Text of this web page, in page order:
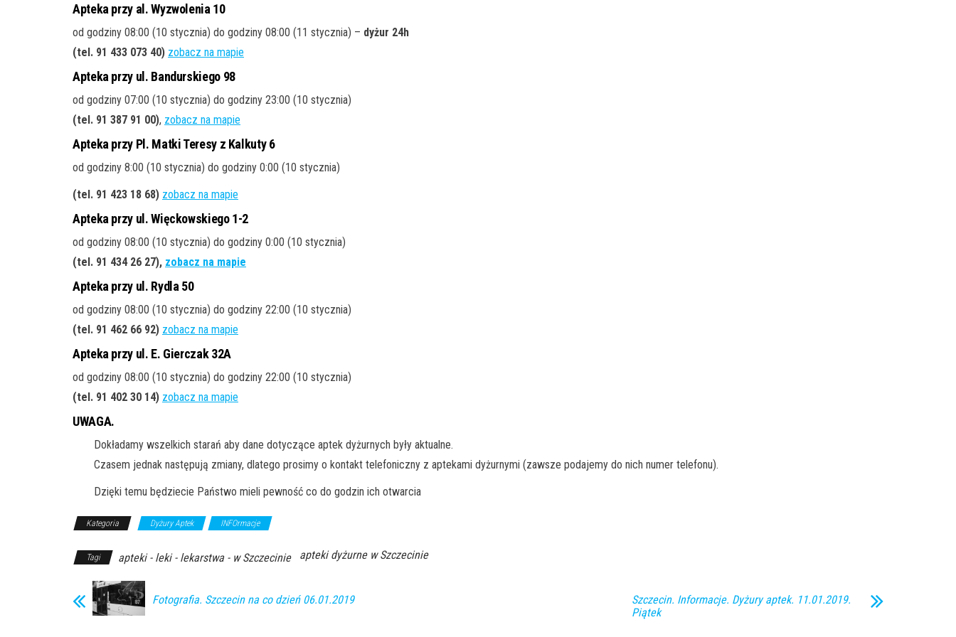
Apteka przy al. Wyzwolenia 10
od godziny 08:00 (10 stycznia) do godziny 08:00 (11 stycznia) – dyżur 24h
(tel. 91 433 073 40) zobacz na mapie
Apteka przy ul. Bandurskiego 98
od godziny 07:00 (10 stycznia) do godziny 23:00 (10 stycznia)
(tel. 91 387 91 00), zobacz na mapie
Apteka przy Pl. Matki Teresy z Kalkuty 6
od godziny 8:00 (10 stycznia) do godziny 0:00 (10 stycznia)
(tel. 91 423 18 68) zobacz na mapie
Apteka przy ul. Więckowskiego 1-2
od godziny 08:00 (10 stycznia) do godziny 0:00 (10 stycznia)
(tel. 91 434 26 27), zobacz na mapie
Apteka przy ul. Rydla 50
od godziny 08:00 (10 stycznia) do godziny 22:00 (10 stycznia)
(tel. 91 462 66 92) zobacz na mapie
Apteka przy ul. E. Gierczak 32A
od godziny 08:00 (10 stycznia) do godziny 22:00 (10 stycznia)
(tel. 91 402 30 14) zobacz na mapie
UWAGA.
Dokładamy wszelkich starań aby dane dotyczące aptek dyżurnych były aktualne.
Czasem jednak następują zmiany, dlatego prosimy o kontakt telefoniczny z aptekami dyżurnymi (zawsze podajemy do nich numer telefonu).
Dzięki temu będziecie Państwo mieli pewność co do godzin ich otwarcia
Kategoria Dyżury Aptek INFOrmacje
Tagi apteki - leki - lekarstwa - w Szczecinie apteki dyżurne w Szczecinie
Fotografia. Szczecin na co dzień 06.01.2019
Szczecin. Informacje. Dyżury aptek. 11.01.2019.
Piątek